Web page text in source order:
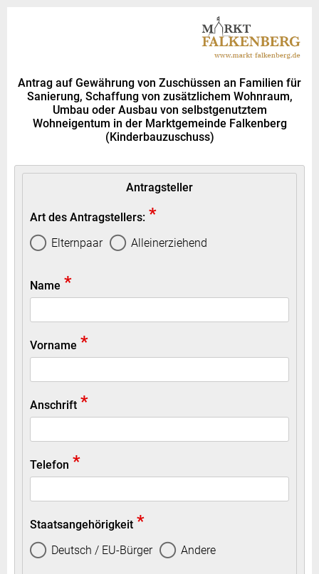
Antrag auf Gewährung von Zuschüssen an Familien für
Sanierung, Schaffung von zusätzlichem Wohnraum,
Umbau oder Ausbau von selbstgenutztem
Wohneigentum in der Marktgemeinde Falkenberg
(Kinderbauzuschuss)
Antragsteller
Art des Antragstellers: *
Elternpaar Alleinerziehend
Name *
Vorname *
Anschrift *
Telefon *
Staatsangehörigkeit *
Deutsch / EU-Bürger Andere